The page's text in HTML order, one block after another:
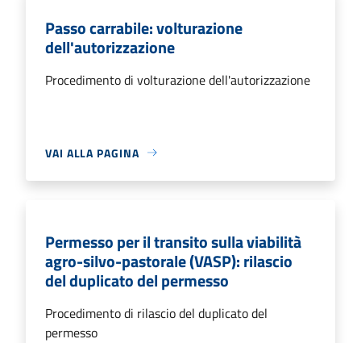
Passo carrabile: volturazione
dell'autorizzazione
Procedimento di volturazione dell'autorizzazione
VAI ALLA PAGINA
Permesso per il transito sulla viabilità
agro-silvo-pastorale (VASP): rilascio
del duplicato del permesso
Procedimento di rilascio del duplicato del
permesso